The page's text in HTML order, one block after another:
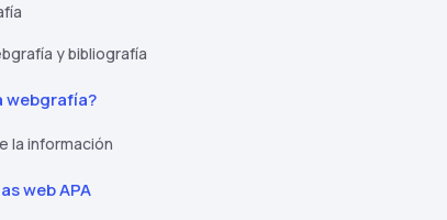
y bibliografía
webgrafía?
la información
web APA